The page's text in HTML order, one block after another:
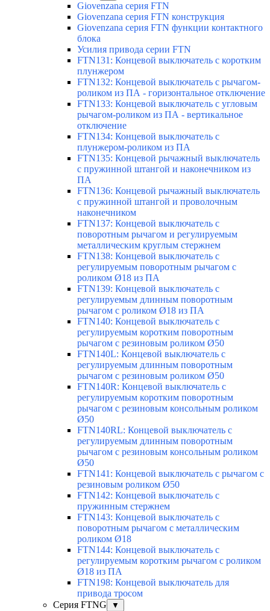
Giovenzana серия FTN
Giovenzana серия FTN конструкция
Giovenzana серия FTN функции контактного
блока
Усилия привода серии FTN
FTN131: Концевой выключатель с коротким
плунжером
FTN132: Концевой выключатель с рычагом-
роликом из ПА - горизонтальное отключение
FTN133: Концевой выключатель с угловым
рычагом-роликом из ПА - вертикальное
отключение
FTN134: Концевой выключатель с
плунжером-роликом из ПА
FTN135: Концевой рычажный выключатель
с пружинной штангой и наконечником из
ПА
FTN136: Концевой рычажный выключатель
с пружинной штангой и проволочным
наконечником
FTN137: Концевой выключатель с
поворотным рычагом и регулируемым
металлическим круглым стержнем
FTN138: Концевой выключатель с
регулируемым поворотным рычагом с
роликом Ø18 из ПА
FTN139: Концевой выключатель с
регулируемым длинным поворотным
рычагом с роликом Ø18 из ПА
FTN140: Концевой выключатель с
регулируемым коротким поворотным
рычагом с резиновым роликом Ø50
FTN140L: Концевой выключатель с
регулируемым длинным поворотным
рычагом с резиновым роликом Ø50
FTN140R: Концевой выключатель с
регулируемым коротким поворотным
рычагом с резиновым консольным роликом
Ø50
FTN140RL: Концевой выключатель с
регулируемым длинным поворотным
рычагом с резиновым консольным роликом
Ø50
FTN141: Концевой выключатель с рычагом с
резиновым роликом Ø50
FTN142: Концевой выключатель с
пружинным стержнем
FTN143: Концевой выключатель с
поворотным рычагом с металлическим
роликом Ø18
FTN144: Концевой выключатель с
регулируемым коротким рычагом с роликом
Ø18 из ПА
FTN198: Концевой выключатель для
привода тросом
Серия FTNG
▼